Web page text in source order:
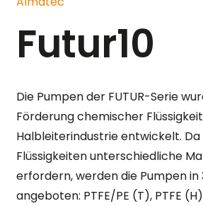
Futur10
Die Pumpen der FUTUR-Serie
Förderung chemischer
Halbleiterindustrie entwickelt.
Flüssigkeiten unterschiedliche
erfordern, werden die Pumpen in
angeboten: PTFE/PE (T), PTFE